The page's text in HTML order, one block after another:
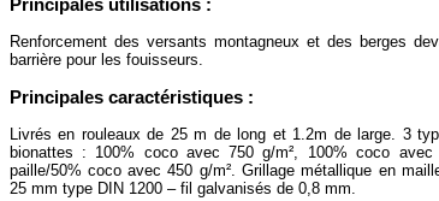
Renforcement des versants montagneux et des berges
barrière pour les fouisseurs.
Principales caractéristiques :
Livrés en rouleaux de 25 m de long et 1.2m de large. 3
bionattes : 100% coco avec 750 g/m², 100% coco avec
paille/50% coco avec 450 g/m². Grillage métallique en
25 mm type DIN 1200 – fil galvanisés de 0,8 mm.